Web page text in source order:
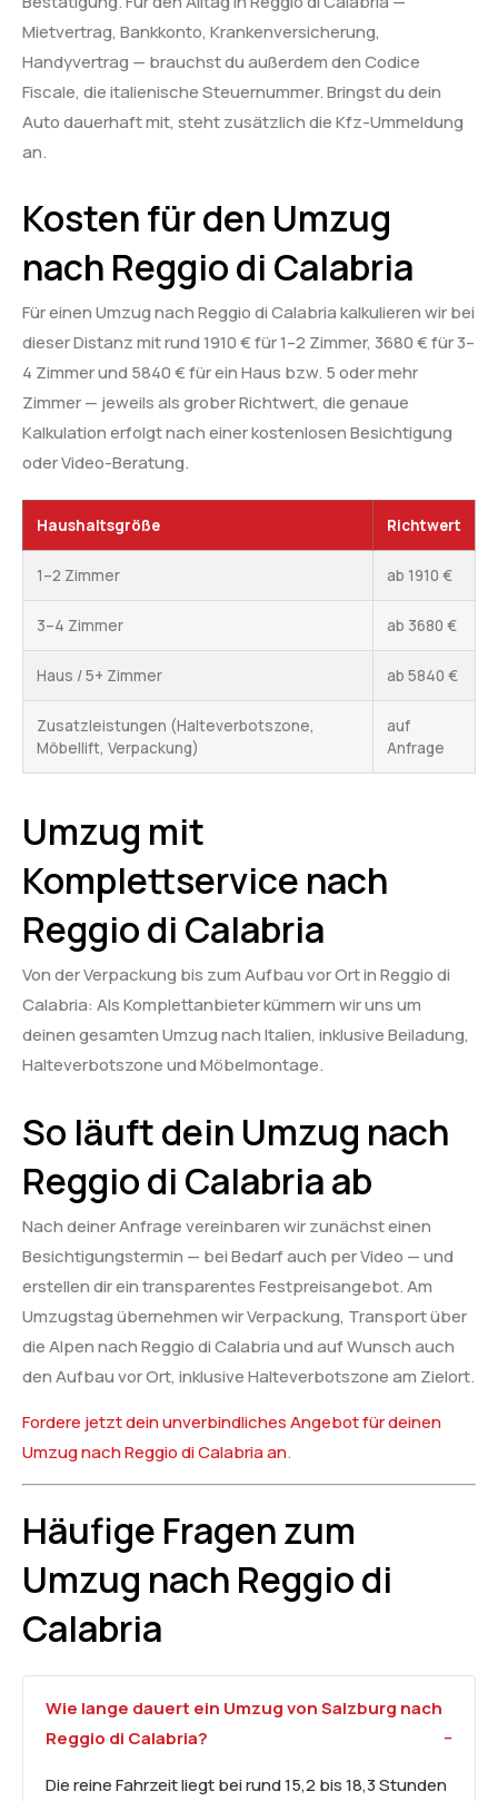
Mietvertrag, Bankkonto, Krankenversicherung,
Handyvertrag — brauchst du außerdem den Codice
Fiscale, die italienische Steuernummer. Bringst du dein
Auto dauerhaft mit, steht zusätzlich die Kfz-Ummeldung
an.
Kosten für den Umzug
nach Reggio di Calabria
Für einen Umzug nach Reggio di Calabria kalkulieren wir bei
dieser Distanz mit rund 1910 € für 1–2 Zimmer, 3680 € für 3–
4 Zimmer und 5840 € für ein Haus bzw. 5 oder mehr
Zimmer — jeweils als grober Richtwert, die genaue
Kalkulation erfolgt nach einer kostenlosen Besichtigung
oder Video-Beratung.
Haushaltsgröße Richtwert
1–2 Zimmer ab 1910 €
3–4 Zimmer ab 3680 €
Haus / 5+ Zimmer ab 5840 €
Zusatzleistungen (Halteverbotszone,
Möbellift, Verpackung)
auf
Anfrage
Umzug mit
Komplettservice nach
Reggio di Calabria
Von der Verpackung bis zum Aufbau vor Ort in Reggio di
Calabria: Als Komplettanbieter kümmern wir uns um
deinen gesamten Umzug nach Italien, inklusive Beiladung,
Halteverbotszone und Möbelmontage.
So läuft dein Umzug nach
Reggio di Calabria ab
Nach deiner Anfrage vereinbaren wir zunächst einen
Besichtigungstermin — bei Bedarf auch per Video — und
erstellen dir ein transparentes Festpreisangebot. Am
Umzugstag übernehmen wir Verpackung, Transport über
die Alpen nach Reggio di Calabria und auf Wunsch auch
den Aufbau vor Ort, inklusive Halteverbotszone am Zielort.
Fordere jetzt dein unverbindliches Angebot für deinen
Umzug nach Reggio di Calabria an.
Häufige Fragen zum
Umzug nach Reggio di
Calabria
Wie lange dauert ein Umzug von Salzburg nach
Reggio di Calabria?
Die reine Fahrzeit liegt bei rund 15,2 bis 18,3 Stunden